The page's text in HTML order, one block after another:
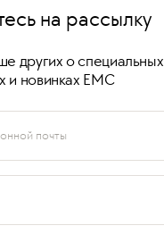
на рассылку
других о специальных
и новинках ЕМС
почты